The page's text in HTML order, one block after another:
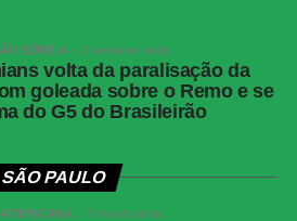
SÉRIE A 2 semanas atrás
volta da paralisação da
goleada sobre o Remo e se
do G5 do Brasileirão
SÃO PAULO
2 meses atrás